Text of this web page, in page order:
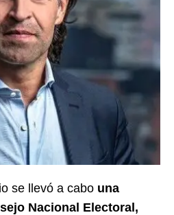
se llevó a cabo una
Nacional Electoral,